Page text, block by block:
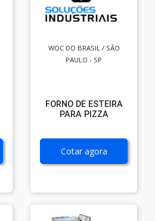
WOC DO BRASIL / SÃO
PAULO - SP
FORNO DE ESTEIRA
PARA PIZZA
Cotar agora